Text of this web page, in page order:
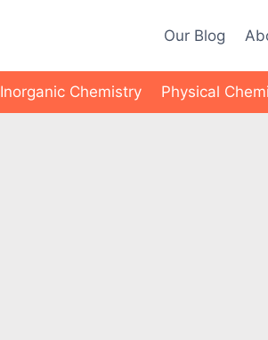
Our Blog
Inorganic Chemistry Physical